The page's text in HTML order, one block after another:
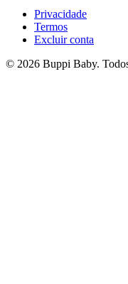
Privacidade
Termos
Excluir conta
© 2026 Buppi Baby.